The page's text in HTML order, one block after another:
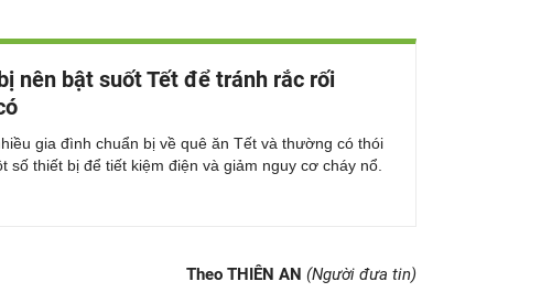
nên bật suốt Tết để tránh rắc rối
gia đình chuẩn bị về quê ăn Tết và thường có thói
số thiết bị để tiết kiệm điện và giảm nguy cơ cháy nổ.
Theo THIÊN AN (Người đưa tin)